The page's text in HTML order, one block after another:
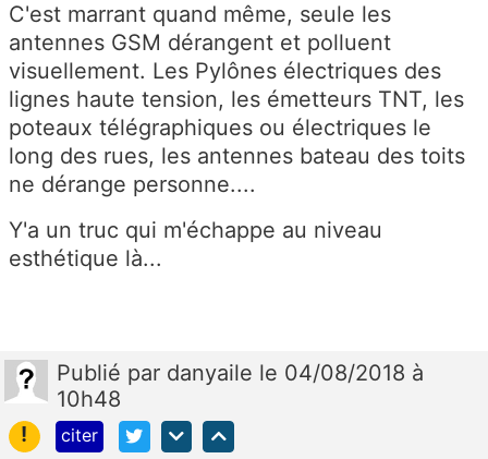
C'est marrant quand même, seule les
antennes GSM dérangent et polluent
visuellement. Les Pylônes électriques des
lignes haute tension, les émetteurs TNT, les
poteaux télégraphiques ou électriques le
long des rues, les antennes bateau des toits
ne dérange personne....
Y'a un truc qui m'échappe au niveau
esthétique là...
Publié par danyaile le 04/08/2018 à
10h48
!
citer